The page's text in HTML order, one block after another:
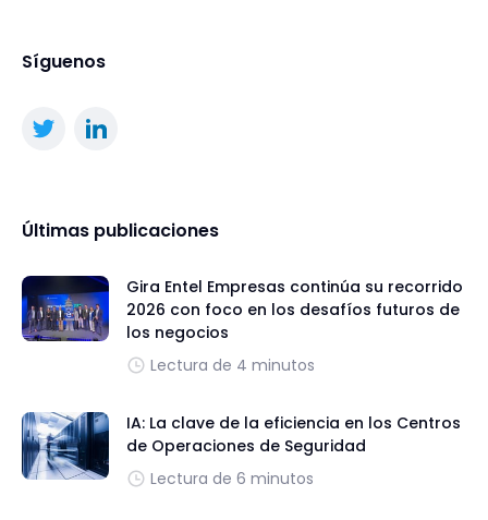
Síguenos
Últimas publicaciones
Gira Entel Empresas continúa su recorrido
2026 con foco en los desafíos futuros de
los negocios
Lectura de 4 minutos
IA: La clave de la eficiencia en los Centros
de Operaciones de Seguridad
Lectura de 6 minutos